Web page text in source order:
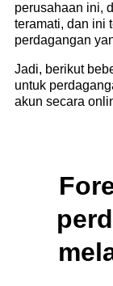
perusahaan ini,
teramati, dan ini
perdagangan
Jadi, berikut
untuk
akun secara